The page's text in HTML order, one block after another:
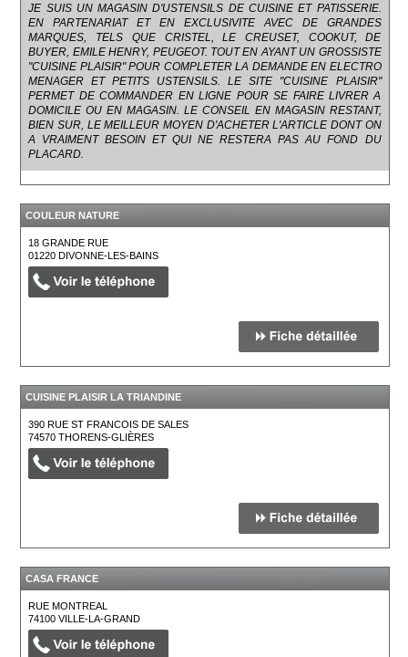
JE SUIS UN MAGASIN D'USTENSILS DE CUISINE ET PATISSERIE.
EN PARTENARIAT ET EN EXCLUSIVITE AVEC DE GRANDES
MARQUES, TELS QUE CRISTEL, LE CREUSET, COOKUT, DE
BUYER, EMILE HENRY, PEUGEOT. TOUT EN AYANT UN GROSSISTE
"CUISINE PLAISIR" POUR COMPLETER LA DEMANDE EN ELECTRO
MENAGER ET PETITS USTENSILS. LE SITE "CUISINE PLAISIR"
PERMET DE COMMANDER EN LIGNE POUR SE FAIRE LIVRER A
DOMICILE OU EN MAGASIN. LE CONSEIL EN MAGASIN RESTANT,
BIEN SUR, LE MEILLEUR MOYEN D'ACHETER L'ARTICLE DONT ON
A VRAIMENT BESOIN ET QUI NE RESTERA PAS AU FOND DU
PLACARD.
COULEUR NATURE
18 GRANDE RUE
01220DIVONNE-LES-BAINS
CUISINE PLAISIR LA TRIANDINE
390 RUE ST FRANCOIS DE SALES
74570THORENS-GLIÈRES
CASA FRANCE
RUE MONTREAL
74100VILLE-LA-GRAND